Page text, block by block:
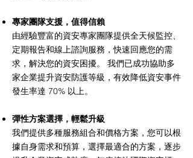
專家團隊支援，值得信賴
由經驗豐富的資安專家團隊提供全天候監控、
定期報告和線上諮詢服務，快速回應您的需
求，解決您的資安困擾。 我們已成功協助多
家企業提升資安防護等級，有效降低資安事件
發生率達 70% 以上。
彈性方案選擇，輕鬆升級
我們提供多種服務組合和價格方案，您可以根
據自身需求和預算，選擇最適合的方案，逐步